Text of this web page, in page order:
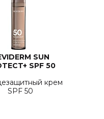
SUN
SPF 50
крем
SPF 50